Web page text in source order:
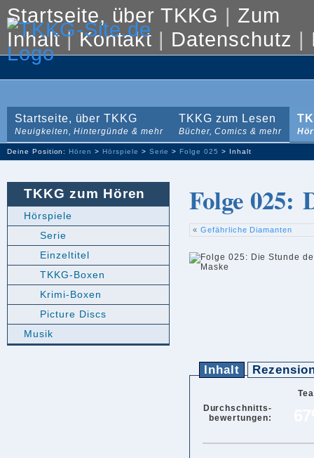
Startseite, über TKKG | Zum
Inhalt|Kontakt | Datenschutz |
Startseite, über TKKG
Neuigkeiten, Hintergünde & mehr
TKKG zum Lesen
Bücher, Comics & mehr
Deine Position:Hören >Hörspiele > Serie >Folge 025 > Inhalt
Folge 025:
« Gefährliche Diamanten
Inhalt
Durchschnitts-
bewertungen:
TKKG zum Hören
Hörspiele
Serie
Einzeltitel
TKKG-Boxen
Krimi-Boxen
Picture Discs
Musik